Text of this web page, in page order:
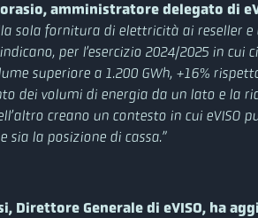
amministratore delegato di
sola fornitura di elettricità ai reseller
per l’esercizio 2024/2025 in
superiore a 1.200 GWh, +16%
dei volumi di energia da un lato e la
creano un contesto in cui eVISO
sia la posizione di cassa.”
Direttore Generale di eVISO, ha